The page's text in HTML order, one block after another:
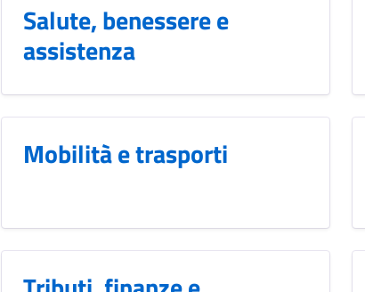
Salute, benessere e
assistenza
Mobilità e trasporti